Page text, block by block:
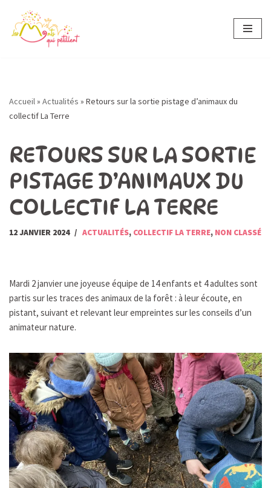
Aller
Accueil» Actualités » Retours sur la sortie pistage d’animaux du
collectif La Terre
RETOURS SUR LA SORTIE
PISTAGE D’ANIMAUX DU
COLLECTIF LA TERRE
12 JANVIER 2024 ACTUALITÉS, COLLECTIF LA TERRE, NON CLASSÉ
Mardi 2 janvier une joyeuse équipe de 14 enfants et 4 adultes sont
partis sur les traces des animaux de la forêt : à leur écoute, en
pistant, suivant et relevant leur empreintes sur les conseils d’un
animateur nature.